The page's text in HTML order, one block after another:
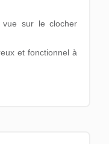
vue sur le clocher
et fonctionnel à